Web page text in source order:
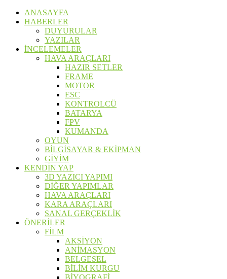
ANASAYFA
HABERLER
DUYURULAR
YAZILAR
İNCELEMELER
HAVA ARAÇLARI
HAZIR SETLER
FRAME
MOTOR
ESC
KONTROLCÜ
BATARYA
FPV
KUMANDA
OYUN
BİLGİSAYAR & EKİPMAN
GİYİM
KENDİN YAP
3D YAZICI YAPIMI
DİĞER YAPIMLAR
HAVA ARAÇLARI
KARA ARAÇLARI
SANAL GERÇEKLİK
ÖNERİLER
FİLM
AKSİYON
ANİMASYON
BELGESEL
BİLİM KURGU
BİYOGRAFİ